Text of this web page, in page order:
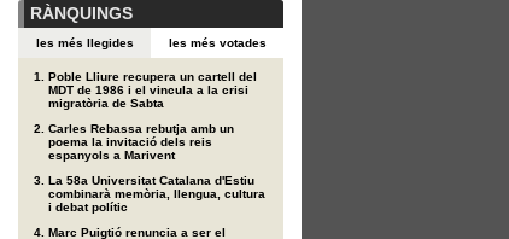
RÀNQUINGS
les més llegides les més votades
Poble Lliure recupera un cartell del
MDT de 1986 i el vincula a la crisi
migratòria de Sabta
Carles Rebassa rebutja amb un
poema la invitació dels reis
espanyols a Marivent
La 58a Universitat Catalana d'Estiu
combinarà memòria, llengua, cultura
i debat polític
Marc Puigtió renuncia a ser el